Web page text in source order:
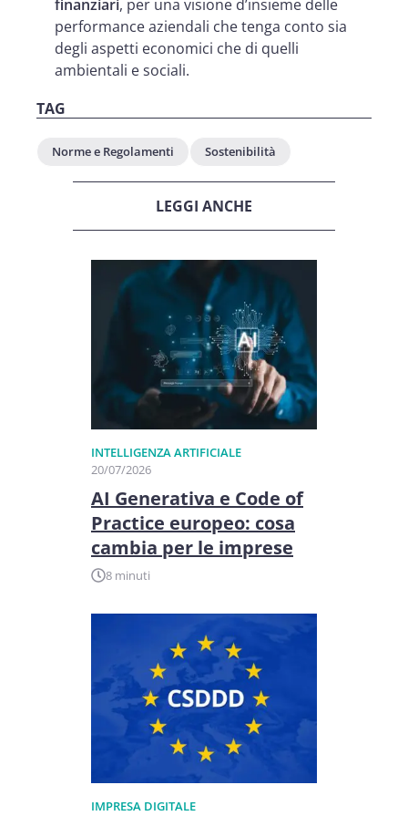
finanziari, per una visione d’insieme delle
performance aziendali che tenga conto sia
degli aspetti economici che di quelli
ambientali e sociali.
TAG
Norme e Regolamenti Sostenibilità
LEGGI ANCHE
INTELLIGENZA ARTIFICIALE
20/07/2026
AI Generativa e Code of
Practice europeo: cosa
cambia per le imprese
8 minuti
IMPRESA DIGITALE